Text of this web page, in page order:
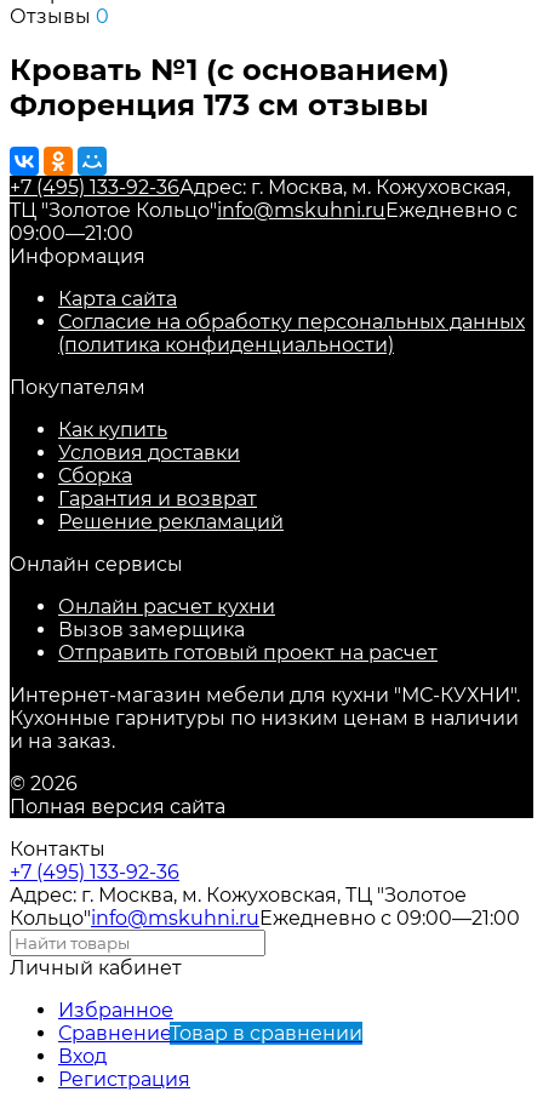
Отзывы 0
Кровать №1 (с основанием)
Флоренция 173 см отзывы
+7 (495) 133-92-36Адрес: г. Москва, м. Кожуховская,
ТЦ "Золотое Кольцо"info@mskuhni.ru Ежедневно с
09:00—21:00
Информация
Карта сайта
Согласие на обработку персональных данных
(политика конфиденциальности)
Покупателям
Как купить
Условия доставки
Сборка
Гарантия и возврат
Решение рекламаций
Онлайн сервисы
Онлайн расчет кухни
Вызов замерщика
Отправить готовый проект на расчет
Интернет-магазин мебели для кухни "МС-КУХНИ".
Кухонные гарнитуры по низким ценам в наличии
и на заказ.
© 2026
Полная версия сайта
Контакты
+7 (495) 133-92-36
Адрес: г. Москва, м. Кожуховская, ТЦ "Золотое
Кольцо"info@mskuhni.ru Ежедневно с 09:00—21:00
Личный кабинет
Избранное
СравнениеТовар в сравнении
Вход
Регистрация